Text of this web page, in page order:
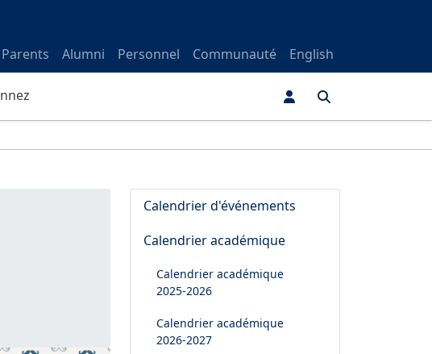
Parents Alumni Personnel Communauté English
Calendrier d'événements
Calendrier académique
Calendrier académique
2025-2026
Calendrier académique
2026-2027